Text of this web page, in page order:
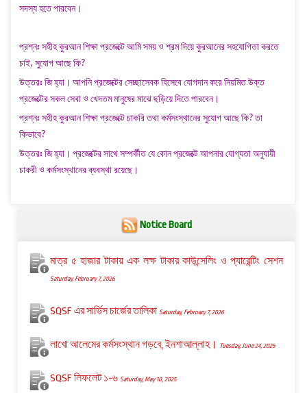
সদস্য হতে পারবেন।
প্রশ্নঃ সহীহ কুরআন শিক্ষা প্রজেক্টে আমি সময় ওশ্রম দিয়ে কুরআনের সহযোগিতা করতে
চাই, সুযোগ আছে কি?
উত্তরঃ জি হ্যা। আপনি প্রজেক্টের সেচ্ছাসেবক হিসেবে যোগদান করে নিয়মিত উক্ত
প্রজেক্টের সকল সেবা ও খেদতম মানুষের মাঝে ছড়িয়ে দিতে পারবেন।
প্রশ্নঃ সহীহ কুরআন শিক্ষা প্রজেক্টে চাকরি তথা কর্মসংস্থানের সুযোগ আছে কি?তা
কিভাবে?
উত্তরঃ জি হ্যা। প্রজেক্টের সাথে সম্পর্কীত যে কোন প্রজেক্টে আপনার যোগ্যতা অনুযায়ী
চাকরী ও কর্মসংস্থানের ব্যবস্থা রয়েছে।
Notice Board
মাত্র ৫ হাজার টাকায় এক লক্ষ টাকার কাউন্সেলিং ও প্যারেন্টিং সেশন
Saturday, February 7, 2026
SQSF এর সার্ভিস চার্জের তালিকা Saturday, February 7, 2026
লাখো আলেমের কর্মসংস্থান গড়বে, ইনশাআল্লাহ। Tuesday, June 24, 2025
SQSF লিফলেট ১-৬ Saturday, May 10, 2025